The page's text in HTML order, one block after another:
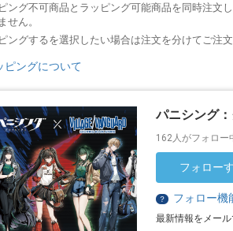
ング不可商品とラッピング可能商品を同時注文
せん。
ングするを選択したい場合は注文を分けてご注文
ピングについて
パニシング
162人がフォロー
フォロー
？ フォロー機
最新情報をメール